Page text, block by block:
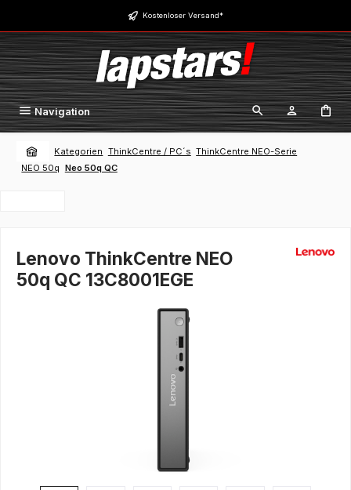
Zum Hauptinhalt springen Kostenloser Versand*
Navigation
Kategorien ThinkCentre / PC´s ThinkCentre NEO-Serie
NEO 50q Neo 50q QC
Lenovo ThinkCentre NEO
50q QC 13C8001EGE